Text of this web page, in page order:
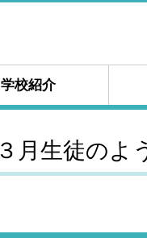
学校紹介
３月生徒の